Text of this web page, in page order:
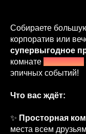
Собираете
корпоратив или
супервыгодное
комнате «Марвел»
эпичных событий!
Что вас ждёт:
✨ Просторная
места всем